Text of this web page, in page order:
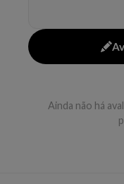
macios, fortes,
Usar:• Aplique
quantidade de
uniformemente do
morna; • Enxague
Nutri
Ainda não há